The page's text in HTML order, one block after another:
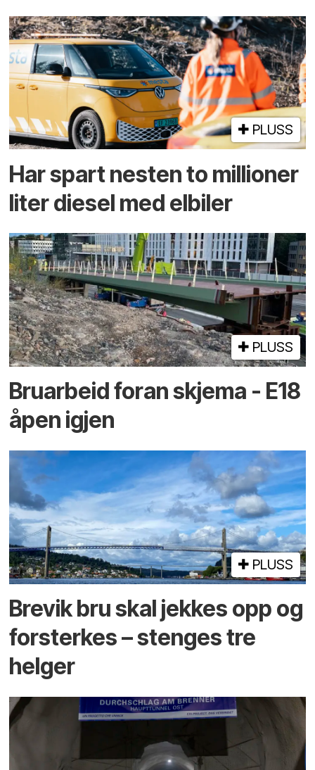
PLUSS
Har spart nesten to millioner
liter diesel med elbiler
PLUSS
Bruarbeid foran skjema - E18
åpen igjen
PLUSS
Brevik bru skal jekkes opp og
forsterkes – stenges tre
helger